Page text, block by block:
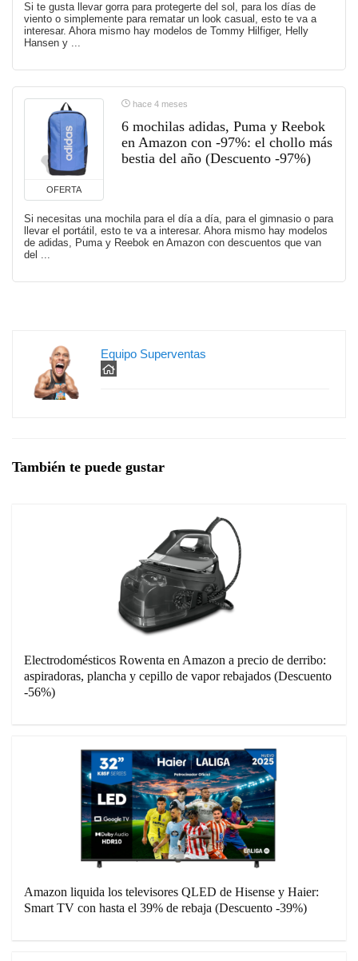
Si te gusta llevar gorra para protegerte del sol, para los días de
viento o simplemente para rematar un look casual, esto te va a
interesar. Ahora mismo hay modelos de Tommy Hilfiger, Helly
Hansen y ...
OFERTA
hace 4 meses
6 mochilas adidas, Puma y Reebok
en Amazon con -97%: el chollo más
bestia del año (Descuento -97%)
Si necesitas una mochila para el día a día, para el gimnasio o para
llevar el portátil, esto te va a interesar. Ahora mismo hay modelos
de adidas, Puma y Reebok en Amazon con descuentos que van
del ...
Equipo Superventas
También te puede gustar
Electrodomésticos Rowenta en Amazon a precio de derribo:
aspiradoras, plancha y cepillo de vapor rebajados (Descuento
-56%)
Amazon liquida los televisores QLED de Hisense y Haier:
Smart TV con hasta el 39% de rebaja (Descuento -39%)